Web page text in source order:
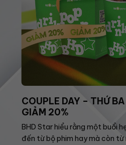
COUPLE DAY – THỨ
GIẢM 20%
BHD Star hiểu rằng một buổi
đến từ bộ phim hay mà còn từ